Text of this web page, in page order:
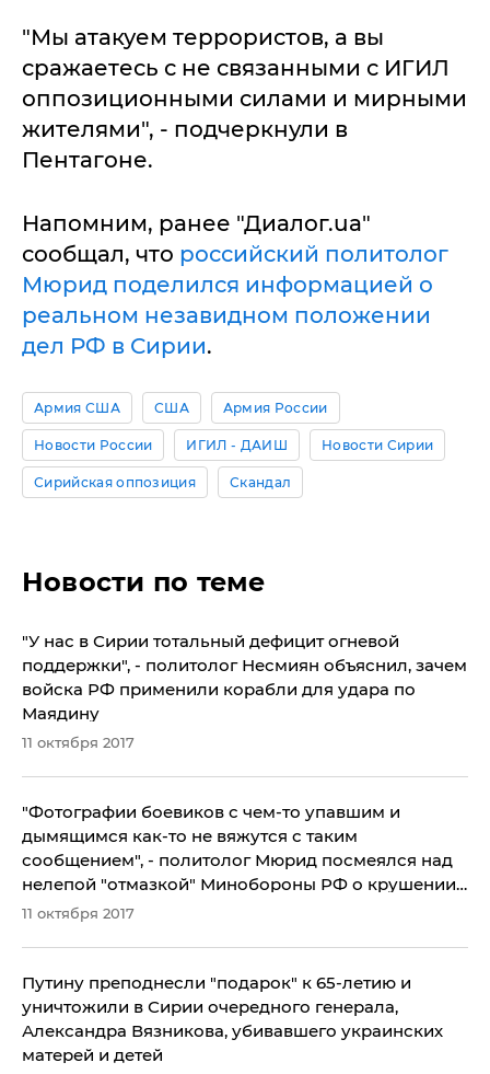
"Мы атакуем террористов, а вы
сражаетесь с не связанными с ИГИЛ
оппозиционными силами и мирными
жителями", - подчеркнули в
Пентагоне.
Напомним, ранее "Диалог.ua"
сообщал, что российский политолог
Мюрид поделился информацией о
реальном незавидном положении
дел РФ в Сирии.
Армия США США Армия России
Новости России ИГИЛ - ДАИШ Новости Сирии
Сирийская оппозиция Скандал
Новости по теме
​"У нас в Сирии тотальный дефицит огневой
поддержки", - политолог Несмиян объяснил, зачем
войска РФ применили корабли для удара по
Маядину
11 октября 2017
​"Фотографии боевиков с чем-то упавшим и
дымящимся как-то не вяжутся с таким
сообщением", - политолог Мюрид посмеялся над
нелепой "отмазкой" Минобороны РФ о крушении
Ми-28 в Сирии
11 октября 2017
Путину преподнесли "подарок" к 65-летию и
уничтожили в Сирии очередного генерала,
Александра Вязникова, убивавшего украинских
матерей и детей